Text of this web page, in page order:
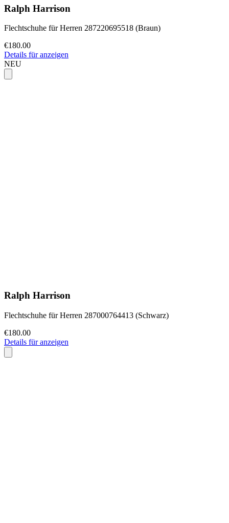
Ralph Harrison
Flechtschuhe für Herren 287220695518 (Braun)
€180.00
Details für anzeigen
NEU
Ralph Harrison
Flechtschuhe für Herren 287000764413 (Schwarz)
€180.00
Details für anzeigen